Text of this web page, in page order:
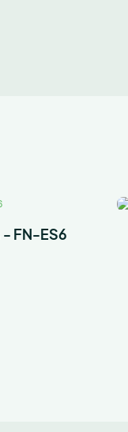
مستشعر متعدد العوامل - FN-ES6